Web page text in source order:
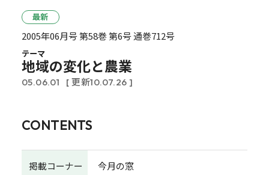
最新
2005年06月号 第58巻 第6号 通巻712号
テーマ
地域の変化と農業
05.06.01 [ 更新10.07.26 ]
CONTENTS
掲載コーナー 今月の窓